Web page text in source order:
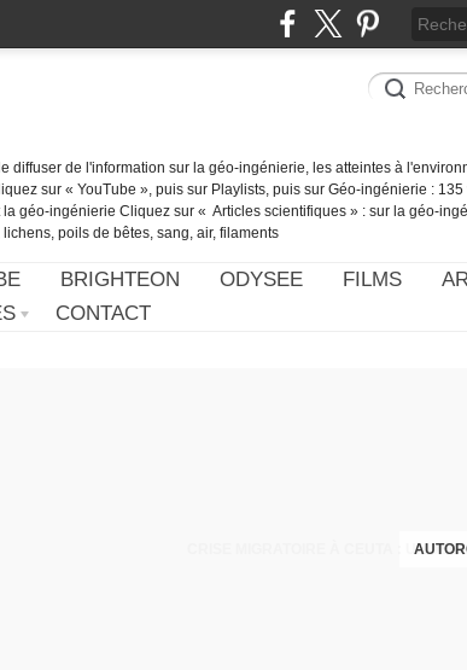
diffuser de l'information sur la géo-ingénierie, les atteintes à
sur « YouTube », puis sur Playlists, puis sur Géo-ingénierie :
géo-ingénierie Cliquez sur « Articles scientifiques » : sur la géo-
poils de bêtes, sang, air, filaments
BRIGHTEON ODYSEE FILMS
CONTACT